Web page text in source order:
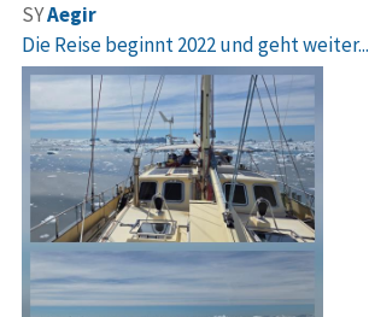
SYAegir
Die Reise beginnt 2022 und geht weiter...